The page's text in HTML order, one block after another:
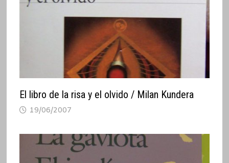
El libro de la risa y el olvido / Milan Kundera
19/06/2007